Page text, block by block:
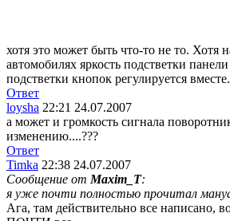
хотя это может быть что-то не то. Хотя
автомобилях яркость подстветки
подстветки кнопок регулируется вместе.
Ответ
loysha 22:21 24.07.2007
а может и громкость сигнала
изменению....???
Ответ
Timka 22:38 24.07.2007
Сообщение от Maxim_T:
я уже почти полностью прочитал
Ага, там действительно все написано,